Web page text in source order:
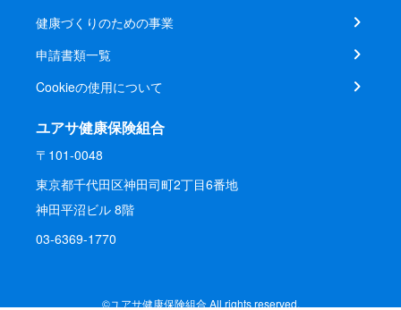
健康づくりのための事業
申請書類一覧
Cookieの使用について
ユアサ健康保険組合
〒101-0048
東京都千代田区神田司町2丁目6番地
神田平沼ビル 8階
03-6369-1770
©ユアサ健康保険組合 All rights reserved.